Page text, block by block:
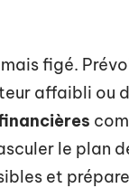
figé.
affaibli ou
le plan
et